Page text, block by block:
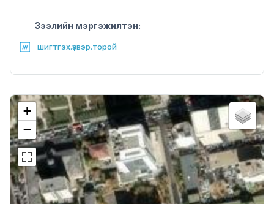
Зээлийн мэргэжилтэн:
шигтгэх.үзвэр.торой
+
−